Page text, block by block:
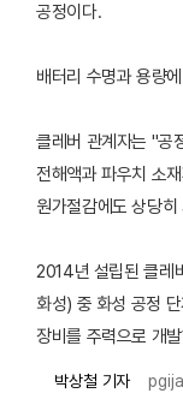
공정이다.
배터리 수명과 용량
클레버 관계자는 "공
전해액과 파우치 소
원가절감에도 상당
2014년 설립된 클레
화성) 중 화성 공정
장비를 주력으로 개
박상철 기자